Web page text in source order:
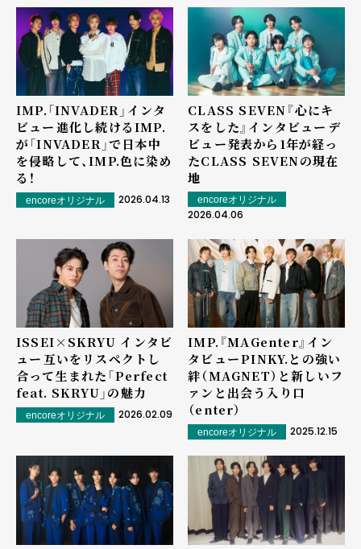
IMP.「INVADER」インタ
ビュー――進化し続けるIMP.
が「INVADER」で日本中
を侵略して、IMP.色に染め
る！
encoreオリジナル 2026.04.13
CLASS SEVEN『心にキ
スをした』インタビュー――デ
ビュー発表から1年が経っ
たCLASS SEVENの現在
地
encoreオリジナル
2026.04.06
ISSEI×SKRYU インタビ
ュー――互いをリスペクトし
合って生まれた「Perfect
feat. SKRYU」の魅力
encoreオリジナル 2026.02.09
IMP.『MAGenter』イン
タビュー――PINKY.との強い
絆（MAGNET）と新しいフ
ァンと出会う入り口
（enter）
encoreオリジナル 2025.12.15